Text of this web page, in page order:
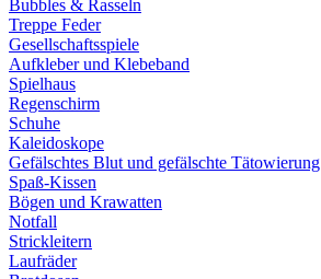
Bubbles & Rasseln
Treppe Feder
Gesellschaftsspiele
Aufkleber und Klebeband
Spielhaus
Regenschirm
Schuhe
Kaleidoskope
Gefälschtes Blut und gefälschte Tätowierung
Spaß-Kissen
Bögen und Krawatten
Notfall
Strickleitern
Laufräder